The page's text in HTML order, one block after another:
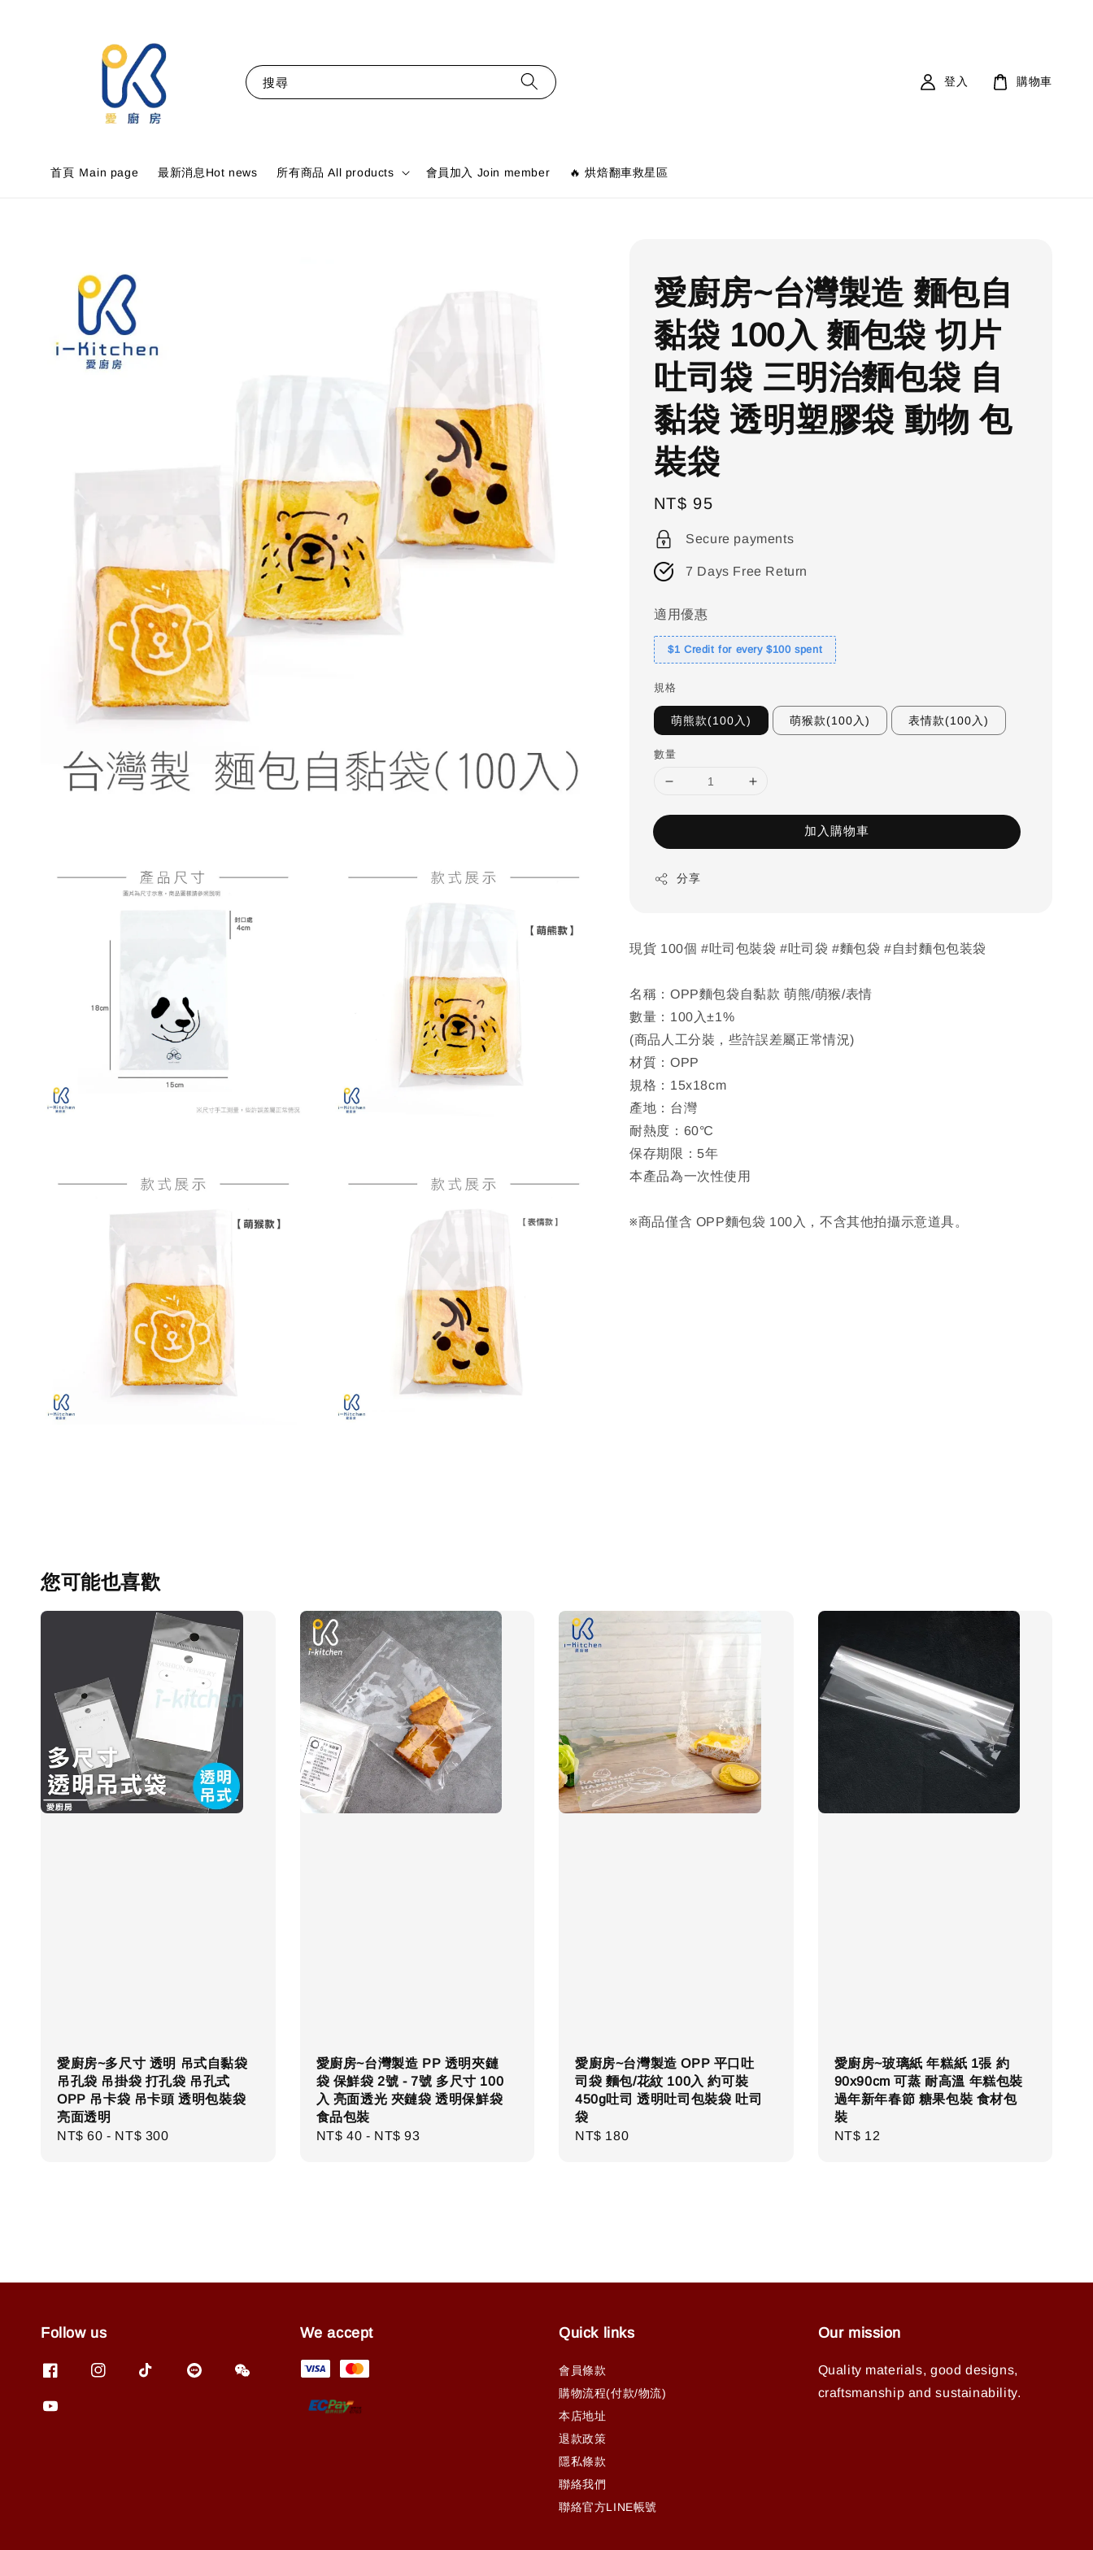
搜尋
首頁 Ｍain page 最新消息Hot news 所有商品 All products 會員加入 Join member 🔥 烘焙翻車救星區
登入 購物車
愛廚房~台灣製造 麵包自
黏袋 100入 麵包袋 切片
吐司袋 三明治麵包袋 自
黏袋 透明塑膠袋 動物 包
裝袋
Regular
price
NT$ 95
Secure payments
7 Days Free Return
適用優惠
$1 Credit for every $100 spent
規格
萌熊款(100入) 萌猴款(100入) 表情款(100入)
數量
加入購物車
分享
現貨 100個 #吐司包裝袋 #吐司袋 #麵包袋 #自封麵包包装袋
名稱：OPP麵包袋自黏款 萌熊/萌猴/表情
數量：100入±1%
(商品人工分裝，些許誤差屬正常情況)
材質：OPP
規格：15x18cm
產地：台灣
耐熱度：60℃
保存期限：5年
本產品為一次性使用
※商品僅含 OPP麵包袋 100入，不含其他拍攝示意道具。
您可能也喜歡
愛廚房~多尺寸 透明 吊式自黏袋
吊孔袋 吊掛袋 打孔袋 吊孔式
OPP 吊卡袋 吊卡頭 透明包裝袋
亮面透明
Regular
NT$ 60 - NT$ 300
愛廚房~台灣製造 PP 透明夾鏈
袋 保鮮袋 2號 - 7號 多尺寸 100
入 亮面透光 夾鏈袋 透明保鮮袋
食品包裝
Regular
NT$ 40 - NT$ 93
愛廚房~台灣製造 OPP 平口吐
司袋 麵包/花紋 100入 約可裝
450g吐司 透明吐司包裝袋 吐司
袋
Regular
NT$ 180
愛廚房~玻璃紙 年糕紙 1張 約
90x90cm 可蒸 耐高溫 年糕包裝
過年新年春節 糖果包裝 食材包
裝
Regular
NT$ 12
Follow us We accept Quick links
會員條款
購物流程(付款/物流)
本店地址
退款政策
隱私條款
聯絡我們
聯絡官方LINE帳號
Our mission
Quality materials, good designs,
craftsmanship and sustainability.